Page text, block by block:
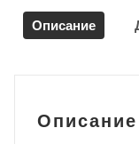
Ford
Mondeo
Описание
Описание